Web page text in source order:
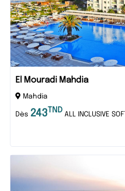
El Mouradi Mahdia
Mahdia
Dès 243 TND ALL INCLUSIVE SOFT